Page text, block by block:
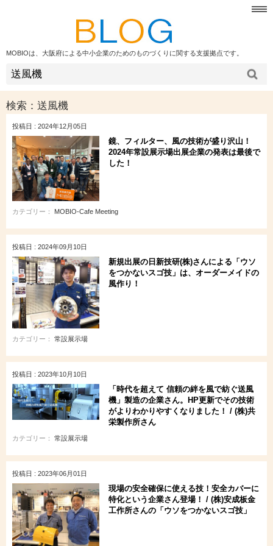
MOBIOは、大阪府による中小企業のためのものづくりに関する支援拠点です。
検索： 送風機
投稿日 : 2024年12月05日
鏡、フィルター、風の技術が盛り沢山！
2024年常設展示場出展企業の発表は最後で
した！
カテゴリー： MOBIO-Cafe Meeting
投稿日 : 2024年09月10日
新規出展の日新技研(株)さんによる「ウソ
をつかないスゴ技」は、オーダーメイドの
風作り！
カテゴリー： 常設展示場
投稿日 : 2023年10月10日
「時代を超えて 信頼の絆を風で紡ぐ送風
機」製造の企業さん。HP更新でその技術
がよりわかりやすくなりました！ / (株)共
栄製作所さん
カテゴリー： 常設展示場
投稿日 : 2023年06月01日
現場の安全確保に使える技！安全カバーに
特化という企業さん登場！ / (株)安成板金
工作所さんの「ウソをつかないスゴ技」